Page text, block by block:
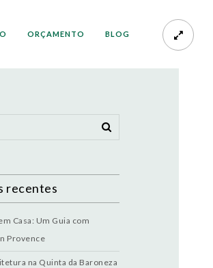
ORÇAMENTO BLOG
recentes
Casa: Um Guia com
Provence
na Quinta da Baroneza